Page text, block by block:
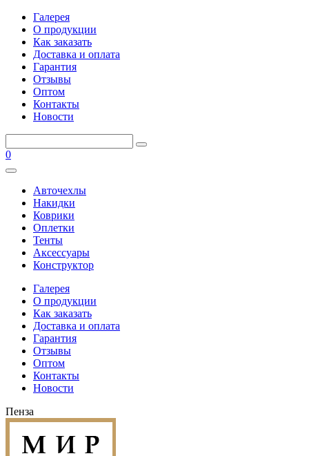
Галерея
О продукции
Как заказать
Доставка и оплата
Гарантия
Отзывы
Оптом
Контакты
Новости
0
Авточехлы
Накидки
Коврики
Оплетки
Тенты
Аксессуары
Конструктор
Галерея
О продукции
Как заказать
Доставка и оплата
Гарантия
Отзывы
Оптом
Контакты
Новости
Пенза